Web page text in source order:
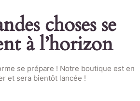
choses se
à l’horizon
se prépare ! Notre boutique est en
et sera bientôt lancée !